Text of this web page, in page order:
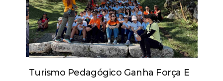
Turismo Pedagógico Ganha Força E